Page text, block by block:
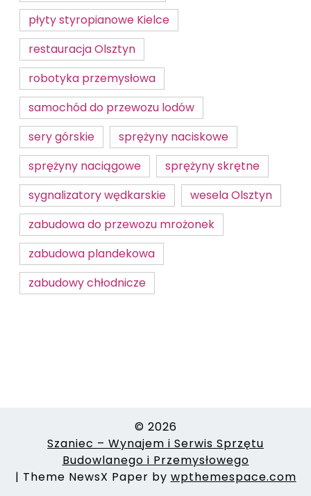
płyty styropianowe Kielce
restauracja Olsztyn
robotyka przemysłowa
samochód do przewozu lodów
sery górskie
sprężyny naciskowe
sprężyny naciągowe
sprężyny skrętne
sygnalizatory wędkarskie
wesela Olsztyn
zabudowa do przewozu mrożonek
zabudowa plandekowa
zabudowy chłodnicze
© 2026
Szaniec – Wynajem i Serwis Sprzętu
Budowlanego i Przemysłowego
| Theme NewsX Paper by wpthemespace.com